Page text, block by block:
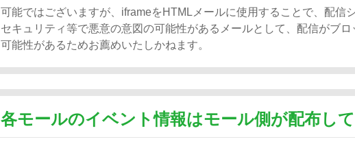
可能ではございますが、iframeをHTMLメールに使用することで、配信
セキュリティ等で悪意の意図の可能性があるメールとして、配信がブロ
可能性があるためお薦めいたしかねます。